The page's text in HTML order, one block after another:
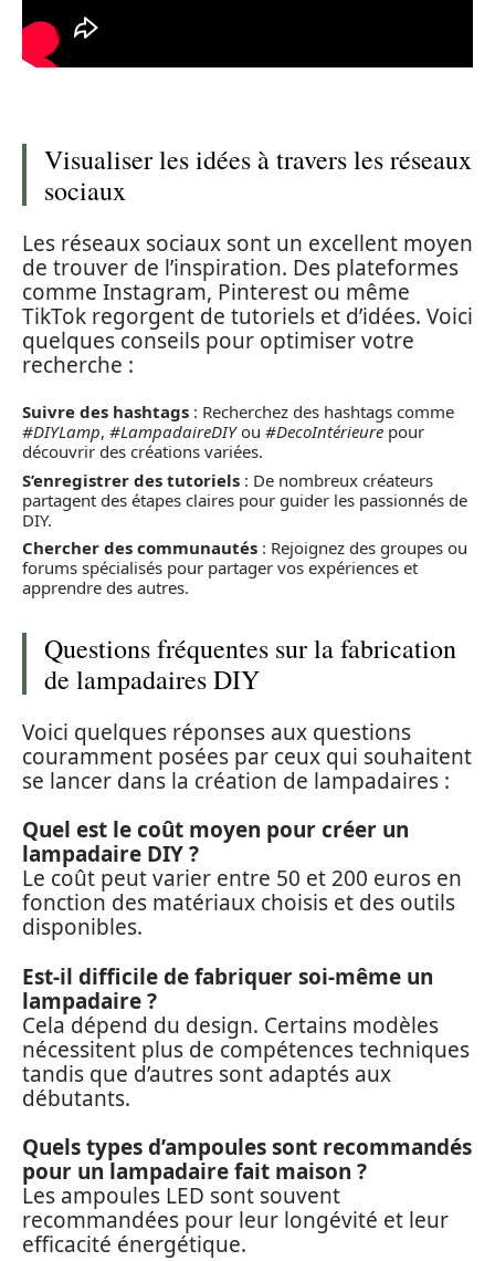
Visualiser les idées à travers les réseaux
sociaux
Les réseaux sociaux sont un excellent moyen
de trouver de l’inspiration. Des plateformes
comme Instagram, Pinterest ou même
TikTok regorgent de tutoriels et d’idées. Voici
quelques conseils pour optimiser votre
recherche :
Suivre des hashtags : Recherchez des hashtags comme
#DIYLamp, #LampadaireDIYou #DecoIntérieure pour
découvrir des créations variées.
S’enregistrer des tutoriels : De nombreux créateurs
partagent des étapes claires pour guider les passionnés de
DIY.
Chercher des communautés : Rejoignez des groupes ou
forums spécialisés pour partager vos expériences et
apprendre des autres.
Questions fréquentes sur la fabrication
de lampadaires DIY
Voici quelques réponses aux questions
couramment posées par ceux qui souhaitent
se lancer dans la création de lampadaires :
Quel est le coût moyen pour créer un
lampadaire DIY ?
Le coût peut varier entre 50 et 200 euros en
fonction des matériaux choisis et des outils
disponibles.
Est-il difficile de fabriquer soi-même un
lampadaire ?
Cela dépend du design. Certains modèles
nécessitent plus de compétences techniques
tandis que d’autres sont adaptés aux
débutants.
Quels types d’ampoules sont recommandés
pour un lampadaire fait maison ?
Les ampoules LED sont souvent
recommandées pour leur longévité et leur
efficacité énergétique.